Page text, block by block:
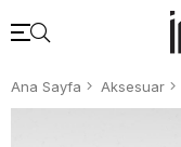
Ana Sayfa Aksesuar